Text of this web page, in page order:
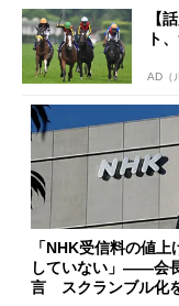
【
ト
AD（
「NHK受信料の値上
していない」――会
言 スクランブル化